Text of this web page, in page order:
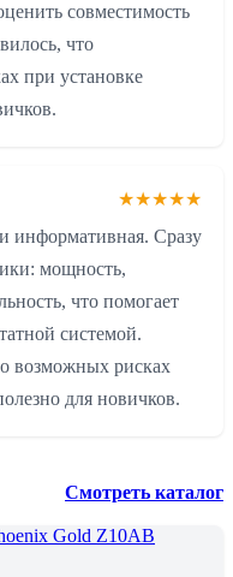
совместимость
что
при установке
★★★★★
информативная. Сразу
мощность,
что помогает
системой.
возможных рисках
для новичков.
Смотреть каталог